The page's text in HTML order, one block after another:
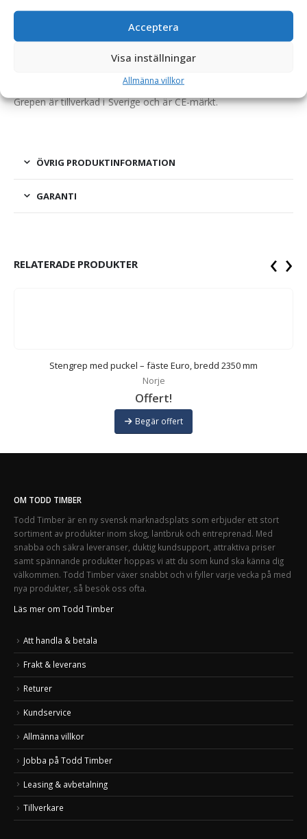
Acceptera
Visa inställningar
Allmänna villkor
Ett kraftigt och allsidigt redskap för sten, ensilage och gödsel.
Utformningen liknar den vanliga stengrepen men saknar
puckel, vilket gör den användningsbar för fler ändamål än
Grepen är tillverkad i Sverige och är CE-märkt.
ÖVRIG PRODUKTINFORMATION
GARANTI
RELATERADE PRODUKTER
Stengrep med puckel – fäste Euro, bredd 2350 mm
Norje
Offert!
Begär offert
‹ ›
OM TODD TIMBER
Todd Timber är en ny svensk marknadsplats som erbjuder ett stort
sortiment av produkter inom skog, lantbruk och entreprenad. Med
snabba och säkra leveranser, duktig kundsupport, attraktiva priser
samt spännande produkter hoppas vi att du som kund ska känna dig
välkommen. Todd Timber växer snabbt och vi fyller varje vecka på med
nya produkter, så besök oss ofta.
Läs mer om Todd Timber
Att handla & betala
Frakt & leverans
Returer
Kundservice
Allmänna villkor
Jobba på Todd Timber
Leasing & avbetalning
Tillverkare